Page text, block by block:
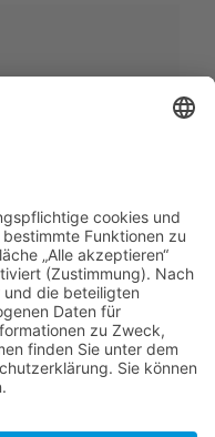
Bearbeitung
info@zahnarztpraxis-
zum Umgang mit
.